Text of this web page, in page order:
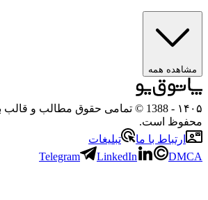
مشاهده همه
۱۴۰۵
- 1388 © تمامی حقوق مطالب و
محفوظ است.
ارتباط با ما
تبلیغات
Telegram
LinkedIn DMCA